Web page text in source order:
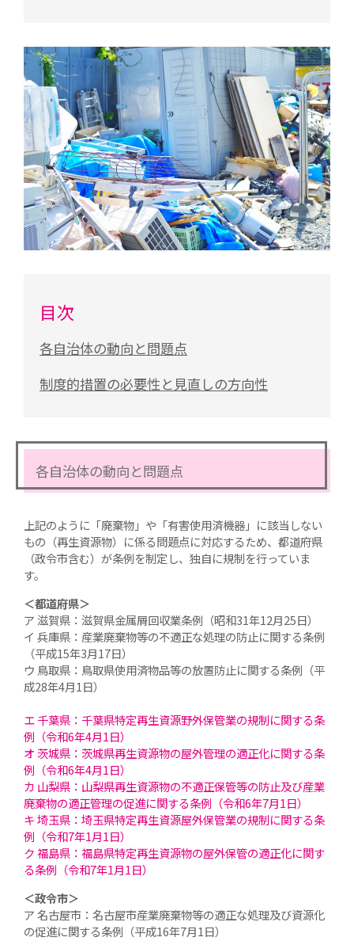
目次
各自治体の動向と問題点
制度的措置の必要性と見直しの方向性
各自治体の動向と問題点
上記のように「廃棄物」や「有害使用済機器」に該当しない
もの（再生資源物）に係る問題点に対応するため、都道府県
（政令市含む）が条例を制定し、独自に規制を行っていま
す。
＜都道府県＞
ア 滋賀県：滋賀県金属屑回収業条例（昭和31年12月25日）
イ 兵庫県：産業廃棄物等の不適正な処理の防止に関する条例
（平成15年3月17日）
ウ 鳥取県：鳥取県使用済物品等の放置防止に関する条例（平
成28年4月1日）
エ 千葉県：千葉県特定再生資源野外保管業の規制に関する条
例（令和6年4月1日）
オ 茨城県：茨城県再生資源物の屋外管理の適正化に関する条
例（令和6年4月1日）
カ 山梨県：山梨県再生資源物の不適正保管等の防止及び産業
廃棄物の適正管理の促進に関する条例（令和6年7月1日）
キ 埼玉県：埼玉県特定再生資源屋外保管業の規制に関する条
例（令和7年1月1日）
ク 福島県：福島県特定再生資源物の屋外保管の適正化に関す
る条例（令和7年1月1日）
＜政令市＞
ア 名古屋市：名古屋市産業廃棄物等の適正な処理及び資源化
の促進に関する条例（平成16年7月1日）